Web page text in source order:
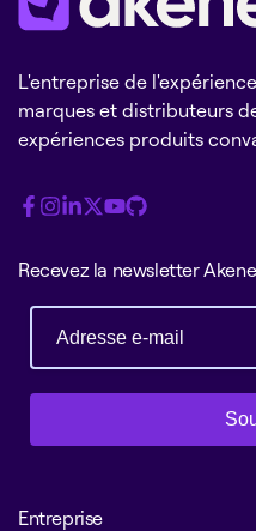
L'entreprise de
marques et distributeurs
expériences produits
Recevez la newsletter
Entreprise